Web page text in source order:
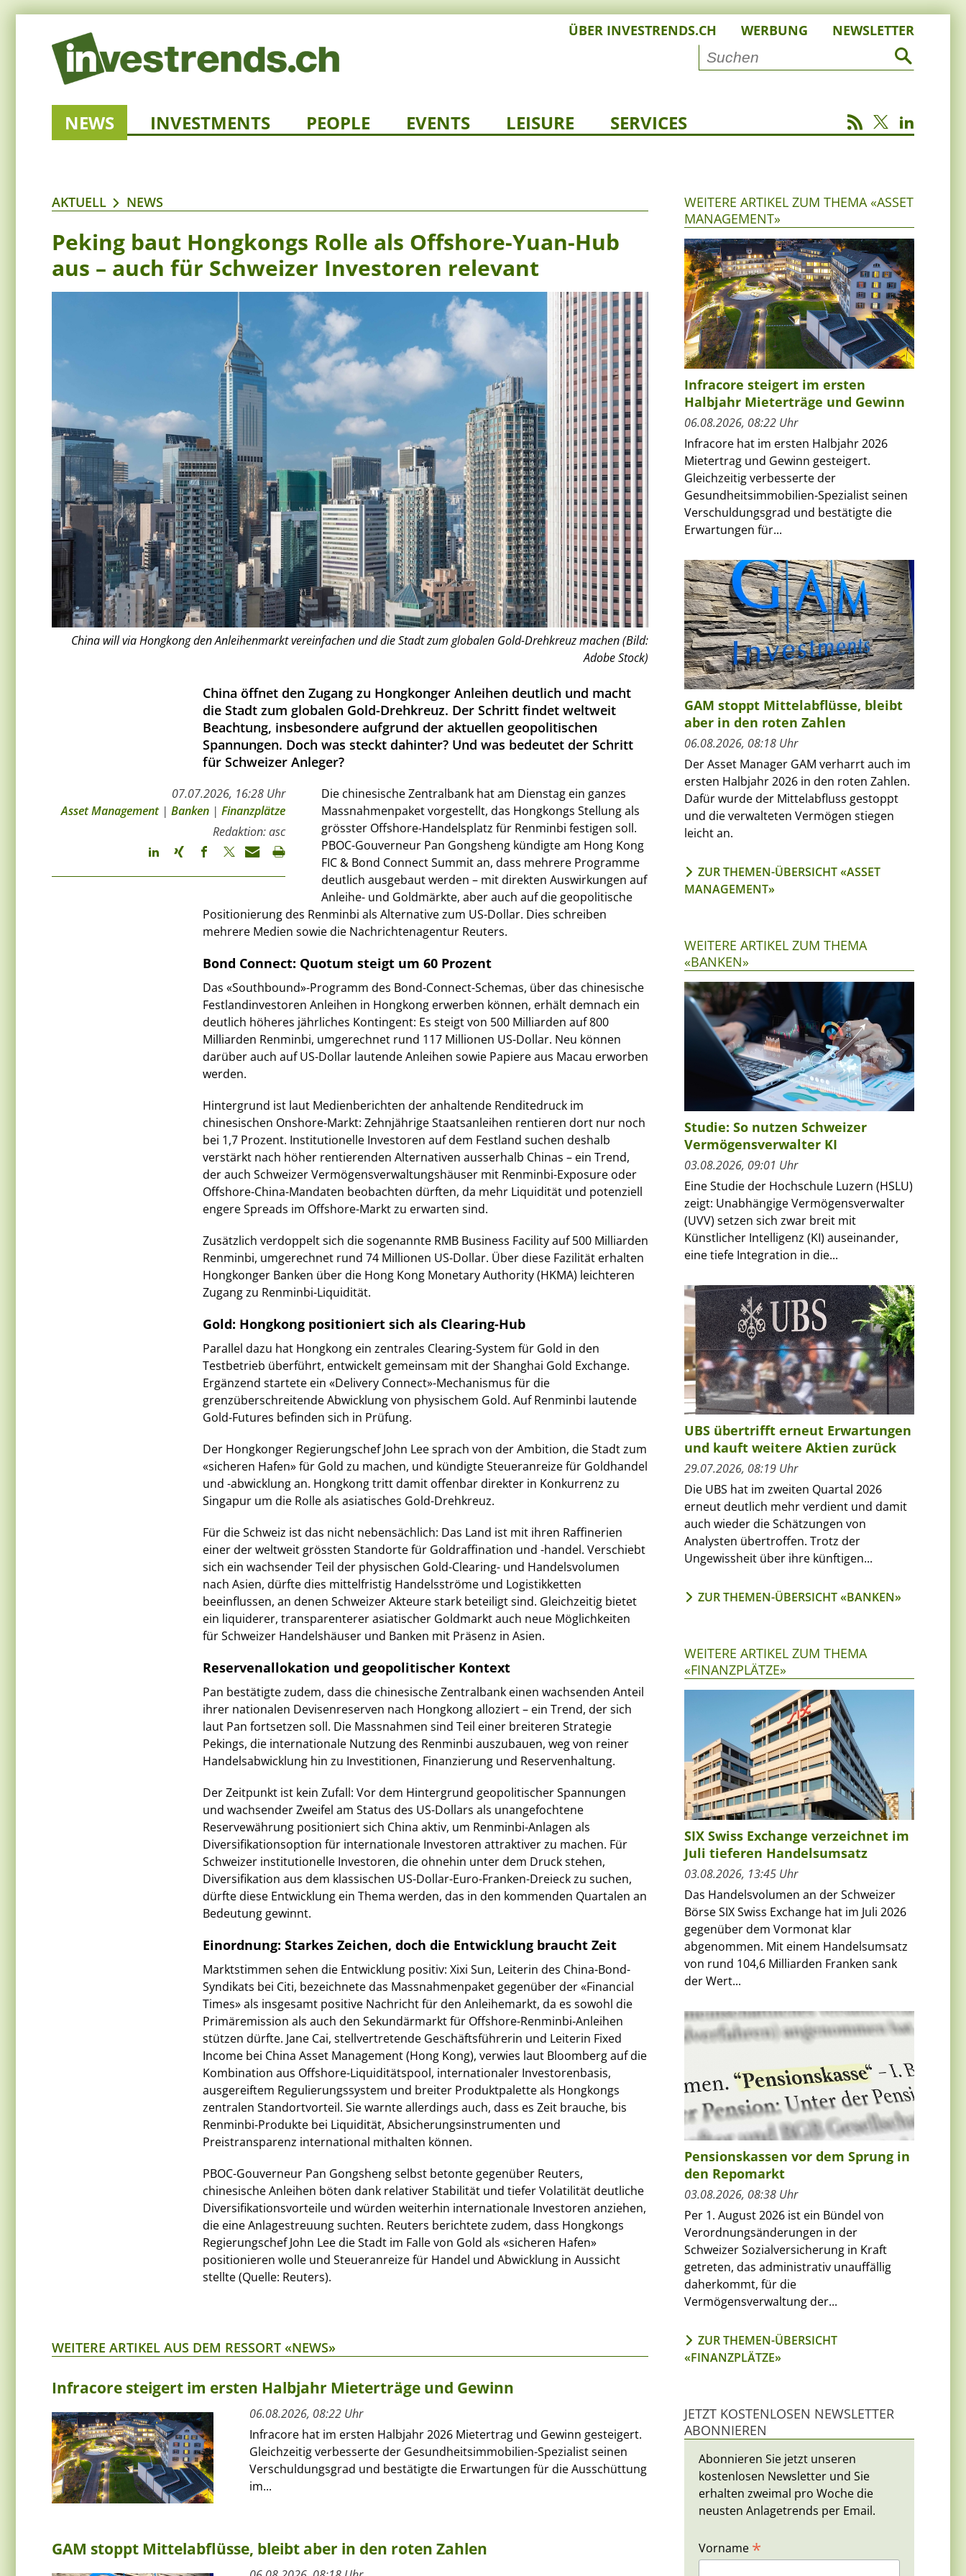
ÜBER INVESTRENDS.CH WERBUNG NEWSLETTER
NEWS INVESTMENTS PEOPLE EVENTS LEISURE SERVICES
AKTUELL NEWS
Peking baut Hongkongs Rolle als Offshore-Yuan-Hub
aus – auch für Schweizer Investoren relevant
China will via Hongkong den Anleihenmarkt vereinfachen und die Stadt zum globalen Gold-Drehkreuz machen (Bild:
Adobe Stock)
China öffnet den Zugang zu Hongkonger Anleihen deutlich und macht
die Stadt zum globalen Gold-Drehkreuz. Der Schritt findet weltweit
Beachtung, insbesondere aufgrund der aktuellen geopolitischen
Spannungen. Doch was steckt dahinter? Und was bedeutet der Schritt
für Schweizer Anleger?
07.07.2026, 16:28 Uhr
Asset Management| Banken | Finanzplätze
Redaktion: asc
Die chinesische Zentralbank hat am Dienstag ein ganzes
Massnahmenpaket vorgestellt, das Hongkongs Stellung als
grösster Offshore-Handelsplatz für Renminbi festigen soll.
PBOC-Gouverneur Pan Gongsheng kündigte am Hong Kong
FIC & Bond Connect Summit an, dass mehrere Programme
deutlich ausgebaut werden – mit direkten Auswirkungen auf
Anleihe- und Goldmärkte, aber auch auf die geopolitische
Positionierung des Renminbi als Alternative zum US-Dollar. Dies schreiben
mehrere Medien sowie die Nachrichtenagentur Reuters.
Bond Connect: Quotum steigt um 60 Prozent
Das «Southbound»-Programm des Bond-Connect-Schemas, über das chinesische
Festlandinvestoren Anleihen in Hongkong erwerben können, erhält demnach ein
deutlich höheres jährliches Kontingent: Es steigt von 500 Milliarden auf 800
Milliarden Renminbi, umgerechnet rund 117 Millionen US-Dollar. Neu können
darüber auch auf US-Dollar lautende Anleihen sowie Papiere aus Macau erworben
werden.
Hintergrund ist laut Medienberichten der anhaltende Renditedruck im
chinesischen Onshore-Markt: Zehnjährige Staatsanleihen rentieren dort nur noch
bei 1,7 Prozent. Institutionelle Investoren auf dem Festland suchen deshalb
verstärkt nach höher rentierenden Alternativen ausserhalb Chinas – ein Trend,
der auch Schweizer Vermögensverwaltungshäuser mit Renminbi-Exposure oder
Offshore-China-Mandaten beobachten dürften, da mehr Liquidität und potenziell
engere Spreads im Offshore-Markt zu erwarten sind.
Zusätzlich verdoppelt sich die sogenannte RMB Business Facility auf 500 Milliarden
Renminbi, umgerechnet rund 74 Millionen US-Dollar. Über diese Fazilität erhalten
Hongkonger Banken über die Hong Kong Monetary Authority (HKMA) leichteren
Zugang zu Renminbi-Liquidität.
Gold: Hongkong positioniert sich als Clearing-Hub
Parallel dazu hat Hongkong ein zentrales Clearing-System für Gold in den
Testbetrieb überführt, entwickelt gemeinsam mit der Shanghai Gold Exchange.
Ergänzend startete ein «Delivery Connect»-Mechanismus für die
grenzüberschreitende Abwicklung von physischem Gold. Auf Renminbi lautende
Gold-Futures befinden sich in Prüfung.
Der Hongkonger Regierungschef John Lee sprach von der Ambition, die Stadt zum
«sicheren Hafen» für Gold zu machen, und kündigte Steueranreize für Goldhandel
und -abwicklung an. Hongkong tritt damit offenbar direkter in Konkurrenz zu
Singapur um die Rolle als asiatisches Gold-Drehkreuz.
Für die Schweiz ist das nicht nebensächlich: Das Land ist mit ihren Raffinerien
einer der weltweit grössten Standorte für Goldraffination und -handel. Verschiebt
sich ein wachsender Teil der physischen Gold-Clearing- und Handelsvolumen
nach Asien, dürfte dies mittelfristig Handelsströme und Logistikketten
beeinflussen, an denen Schweizer Akteure stark beteiligt sind. Gleichzeitig bietet
ein liquiderer, transparenterer asiatischer Goldmarkt auch neue Möglichkeiten
für Schweizer Handelshäuser und Banken mit Präsenz in Asien.
Reservenallokation und geopolitischer Kontext
Pan bestätigte zudem, dass die chinesische Zentralbank einen wachsenden Anteil
ihrer nationalen Devisenreserven nach Hongkong alloziert – ein Trend, der sich
laut Pan fortsetzen soll. Die Massnahmen sind Teil einer breiteren Strategie
Pekings, die internationale Nutzung des Renminbi auszubauen, weg von reiner
Handelsabwicklung hin zu Investitionen, Finanzierung und Reservenhaltung.
Der Zeitpunkt ist kein Zufall: Vor dem Hintergrund geopolitischer Spannungen
und wachsender Zweifel am Status des US-Dollars als unangefochtene
Reservewährung positioniert sich China aktiv, um Renminbi-Anlagen als
Diversifikationsoption für internationale Investoren attraktiver zu machen. Für
Schweizer institutionelle Investoren, die ohnehin unter dem Druck stehen,
Diversifikation aus dem klassischen US-Dollar-Euro-Franken-Dreieck zu suchen,
dürfte diese Entwicklung ein Thema werden, das in den kommenden Quartalen an
Bedeutung gewinnt.
Einordnung: Starkes Zeichen, doch die Entwicklung braucht Zeit
Marktstimmen sehen die Entwicklung positiv: Xixi Sun, Leiterin des China-Bond-
Syndikats bei Citi, bezeichnete das Massnahmenpaket gegenüber der «Financial
Times» als insgesamt positive Nachricht für den Anleihemarkt, da es sowohl die
Primäremission als auch den Sekundärmarkt für Offshore-Renminbi-Anleihen
stützen dürfte. Jane Cai, stellvertretende Geschäftsführerin und Leiterin Fixed
Income bei China Asset Management (Hong Kong), verwies laut Bloomberg auf die
Kombination aus Offshore-Liquiditätspool, internationaler Investorenbasis,
ausgereiftem Regulierungssystem und breiter Produktpalette als Hongkongs
zentralen Standortvorteil. Sie warnte allerdings auch, dass es Zeit brauche, bis
Renminbi-Produkte bei Liquidität, Absicherungsinstrumenten und
Preistransparenz international mithalten können.
PBOC-Gouverneur Pan Gongsheng selbst betonte gegenüber Reuters,
chinesische Anleihen böten dank relativer Stabilität und tiefer Volatilität deutliche
Diversifikationsvorteile und würden weiterhin internationale Investoren anziehen,
die eine Anlagestreuung suchten. Reuters berichtete zudem, dass Hongkongs
Regierungschef John Lee die Stadt im Falle von Gold als «sicheren Hafen»
positionieren wolle und Steueranreize für Handel und Abwicklung in Aussicht
stellte (Quelle: Reuters).
WEITERE ARTIKEL AUS DEM RESSORT «NEWS»
Infracore steigert im ersten Halbjahr Mieterträge und Gewinn
06.08.2026, 08:22 Uhr
Infracore hat im ersten Halbjahr 2026 Mietertrag und Gewinn gesteigert.
Gleichzeitig verbesserte der Gesundheitsimmobilien-Spezialist seinen
Verschuldungsgrad und bestätigte die Erwartungen für die Ausschüttung
im...
GAM stoppt Mittelabflüsse, bleibt aber in den roten Zahlen
WEITERE ARTIKEL ZUM THEMA «ASSET
MANAGEMENT»
Infracore steigert im ersten
Halbjahr Mieterträge und Gewinn
06.08.2026, 08:22 Uhr
Infracore hat im ersten Halbjahr 2026
Mietertrag und Gewinn gesteigert.
Gleichzeitig verbesserte der
Gesundheitsimmobilien-Spezialist seinen
Verschuldungsgrad und bestätigte die
Erwartungen für...
GAM stoppt Mittelabflüsse, bleibt
aber in den roten Zahlen
06.08.2026, 08:18 Uhr
Der Asset Manager GAM verharrt auch im
ersten Halbjahr 2026 in den roten Zahlen.
Dafür wurde der Mittelabfluss gestoppt
und die verwalteten Vermögen stiegen
leicht an.
ZUR THEMEN-ÜBERSICHT «ASSET
MANAGEMENT»
WEITERE ARTIKEL ZUM THEMA
«BANKEN»
Studie: So nutzen Schweizer
Vermögensverwalter KI
03.08.2026, 09:01 Uhr
Eine Studie der Hochschule Luzern (HSLU)
zeigt: Unabhängige Vermögensverwalter
(UVV) setzen sich zwar breit mit
Künstlicher Intelligenz (KI) auseinander,
eine tiefe Integration in die...
UBS übertrifft erneut Erwartungen
und kauft weitere Aktien zurück
29.07.2026, 08:19 Uhr
Die UBS hat im zweiten Quartal 2026
erneut deutlich mehr verdient und damit
auch wieder die Schätzungen von
Analysten übertroffen. Trotz der
Ungewissheit über ihre künftigen...
ZUR THEMEN-ÜBERSICHT «BANKEN»
WEITERE ARTIKEL ZUM THEMA
«FINANZPLÄTZE»
SIX Swiss Exchange verzeichnet im
Juli tieferen Handelsumsatz
03.08.2026, 13:45 Uhr
Das Handelsvolumen an der Schweizer
Börse SIX Swiss Exchange hat im Juli 2026
gegenüber dem Vormonat klar
abgenommen. Mit einem Handelsumsatz
von rund 104,6 Milliarden Franken sank
der Wert...
Pensionskassen vor dem Sprung in
den Repomarkt
03.08.2026, 08:38 Uhr
Per 1. August 2026 ist ein Bündel von
Verordnungsänderungen in der
Schweizer Sozialversicherung in Kraft
getreten, das administrativ unauffällig
daherkommt, für die
Vermögensverwaltung der...
ZUR THEMEN-ÜBERSICHT
«FINANZPLÄTZE»
JETZT KOSTENLOSEN NEWSLETTER
ABONNIEREN
Abonnieren Sie jetzt unseren
kostenlosen Newsletter und Sie
erhalten zweimal pro Woche die
neusten Anlagetrends per Email.
Vorname *